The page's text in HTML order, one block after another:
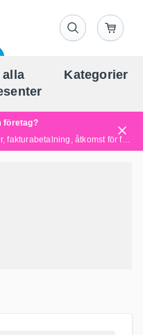
alla
Kategorier
företag?
Behöver du kvitton med företagsuppgifter, fakturabetalning, åtkomst för flera användare eller skräddarsydda lösningar?